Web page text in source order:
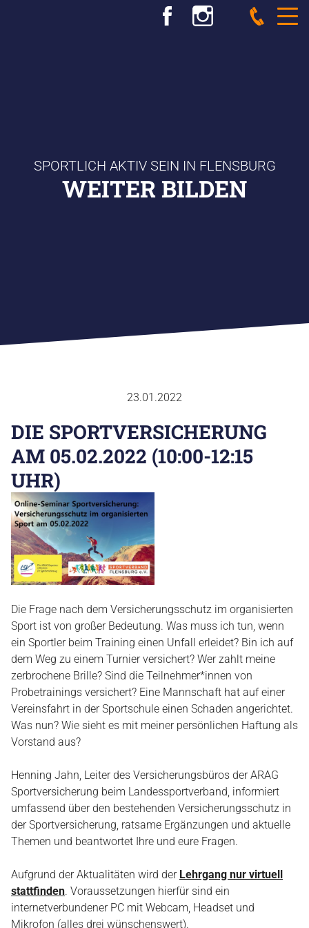
FACHVERBÄNDE
SPORTJUGEND
SPORTENTWICKLUNGSPLANUNG
EHRENKODEX
CHRONIK
GESCHÄFTSTELLE
ANSPRECHPARTNER
ZUSCHÜSSE
SATZUNG & ORDNUNG
RICHTLINIEN
SPORTARTEN
SPORTLICH AKTIV SEIN IN FLENSBURG
WEITER BILDEN
23.01.2022
DIE SPORTVERSICHERUNG
AM 05.02.2022 (10:00-12:15
UHR)
Die Frage nach dem Versicherungsschutz im organisierten
Sport ist von großer Bedeutung. Was muss ich tun, wenn
ein Sportler beim Training einen Unfall erleidet? Bin ich auf
dem Weg zu einem Turnier versichert? Wer zahlt meine
zerbrochene Brille? Sind die Teilnehmer*innen von
Probetrainings versichert? Eine Mannschaft hat auf einer
Vereinsfahrt in der Sportschule einen Schaden angerichtet.
Was nun? Wie sieht es mit meiner persönlichen Haftung als
Vorstand aus?
Henning Jahn, Leiter des Versicherungsbüros der ARAG
Sportversicherung beim Landessportverband, informiert
umfassend über den bestehenden Versicherungsschutz in
der Sportversicherung, ratsame Ergänzungen und aktuelle
Themen und beantwortet Ihre und eure Fragen.
Aufgrund der Aktualitäten wird der Lehrgang nur virtuell
stattfinden. Voraussetzungen hierfür sind ein
internetverbundener PC mit Webcam, Headset und
Mikrofon (alles drei wünschenswert).